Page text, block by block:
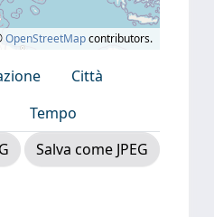
OpenStreetMapcontributors.
Città
Tempo
Salva come JPEG